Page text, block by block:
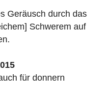
Geräusch durch das
Schwerem auf
für donnern